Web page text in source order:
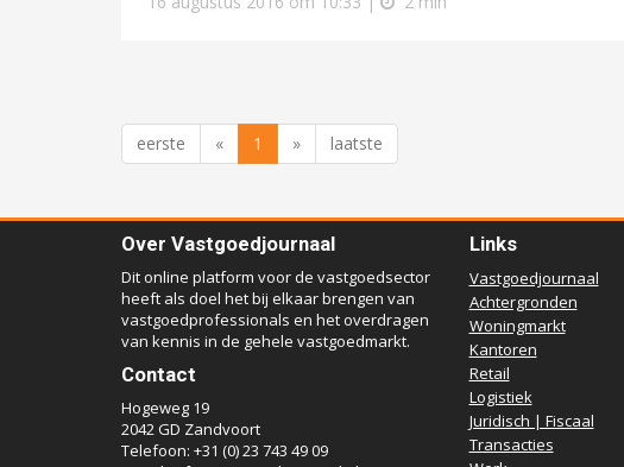
eerste « 1 » laatste
Over Vastgoedjournaal
Dit online platform voor de vastgoedsector
heeft als doel het bij elkaar brengen van
vastgoedprofessionals en het overdragen
van kennis in de gehele vastgoedmarkt.
Contact
Hogeweg 19
2042 GD Zandvoort
Telefoon: +31 (0) 23 743 49 09
Links
Vastgoedjournaal
Achtergronden
Woningmarkt
Kantoren
Retail
Logistiek
Juridisch | Fiscaal
Transacties